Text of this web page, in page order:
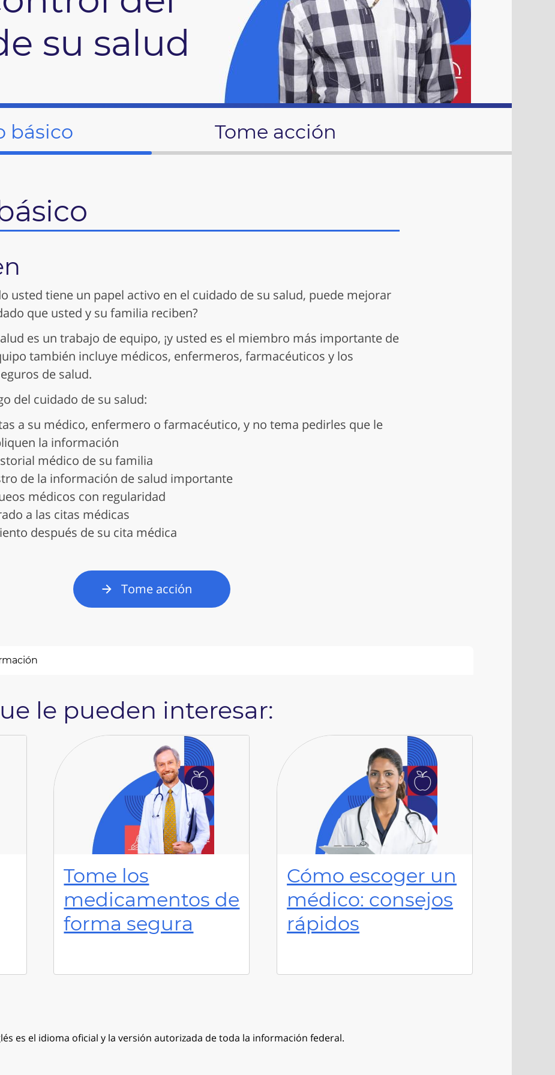
su salud
básico Tome acción
usted tiene un papel activo en el cuidado de su salud, puede mejorar
que usted y su familia reciben?
es un trabajo de equipo, ¡y usted es el miembro más importante de
también incluye médicos, enfermeros, farmacéuticos y los
de salud.
del cuidado de su salud:
a su médico, enfermero o farmacéutico, y no tema pedirles que le
la información
médico de su familia
de la información de salud importante
médicos con regularidad
a las citas médicas
después de su cita médica
Tome acción
le pueden interesar:
Tome los
medicamentos de
forma segura
Cómo escoger un
médico: consejos
rápidos
es el idioma oficial y la versión autorizada de toda la información federal.